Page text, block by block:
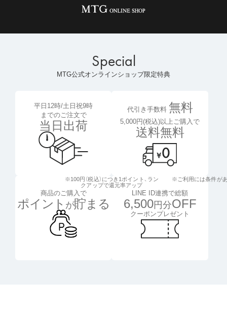
Special
MTG公式オンラインショップ限定特典
平日12時/土日祝9時
までのご注文で
当日出荷
代引き手数料 無料
5,000円(税込)以上ご購入で
送料無料
商品のご購入で
ポイント が貯まる
※100円（税込）につき1ポイント、 ラン
クアップで還元率アップ
LINE ID連携で総額
6,500円分OFF
クーポンプレゼント
※ご利用には条件が